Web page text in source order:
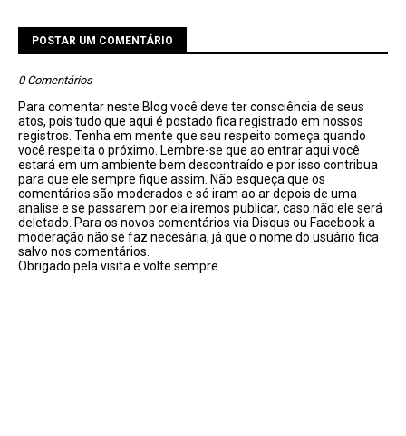
POSTAR UM COMENTÁRIO
0 Comentários
Para comentar neste Blog você deve ter consciência de seus
atos, pois tudo que aqui é postado fica registrado em nossos
registros. Tenha em mente que seu respeito começa quando
você respeita o próximo. Lembre-se que ao entrar aqui você
estará em um ambiente bem descontraído e por isso contribua
para que ele sempre fique assim. Não esqueça que os
comentários são moderados e só iram ao ar depois de uma
analise e se passarem por ela iremos publicar, caso não ele será
deletado. Para os novos comentários via Disqus ou Facebook a
moderação não se faz necesária, já que o nome do usuário fica
salvo nos comentários.
Obrigado pela visita e volte sempre.